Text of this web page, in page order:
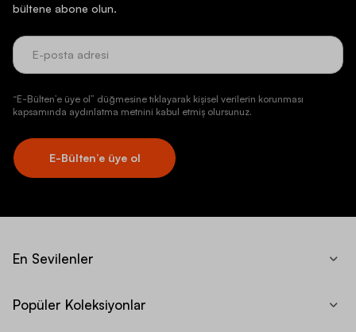
bültene abone olun.
“E-Bülten’e üye ol” düğmesine tıklayarak kişisel verilerin korunması
kapsamında aydınlatma metnini kabul etmiş olursunuz.
E-Bülten’e üye ol
En Sevilenler
Popüler Koleksiyonlar